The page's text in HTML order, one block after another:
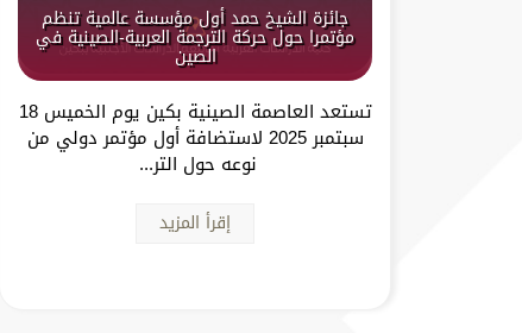
جائزة الشيخ حمد أول مؤسسة عالمية تنظم
مؤتمرا حول حركة الترجمة العربية-الصينية في
الصين
تستعد العاصمة الصينية بكين يوم الخميس 18
سبتمبر 2025 لاستضافة أول مؤتمر دولي من
نوعه حول التر...
إقرأ المزيد